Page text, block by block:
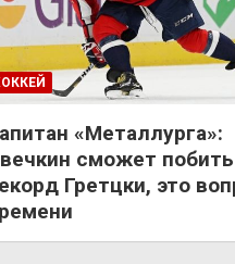
«Металлурга»:
сможет побить
Гретцки, это